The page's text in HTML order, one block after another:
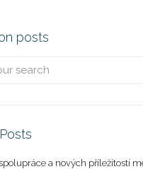
posts
a nových příležitostí